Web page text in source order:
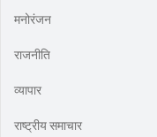
मनोरंजन
राजनीति
व्यापार
राष्ट्रीय समाचार